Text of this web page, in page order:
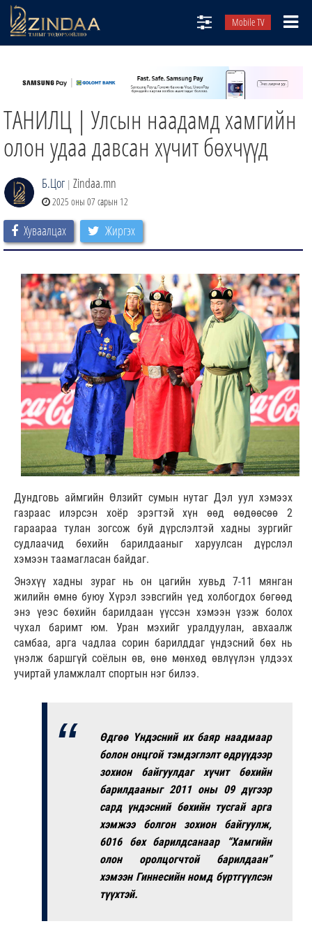
Mobile TV
ТВ8
ӨГЛӨӨНИЙ СОНИН
АУДИО ЗОХИОЛ
ЗИНДАА СЭТГҮҮЛ
ТАНИЛЦ | Улсын наадамд хамгийн
олон удаа давсан хүчит бөхчүүд
Б.Цог | Zindaa.mn
2025 оны 07 сарын 12
Хуваалцах Жиргэх
Дундговь аймгийн Өлзийт сумын нутаг Дэл уул хэмээх
газраас илэрсэн хоёр эрэгтэй хүн өөд өөдөөсөө 2
гараараа тулан зогсож буй дүрслэлтэй хадны зургийг
судлаачид бөхийн барилдааныг харуулсан дүрслэл
хэмээн таамагласан байдаг.
Энэхүү хадны зураг нь он цагийн хувьд 7-11 мянган
жилийн өмнө буюу Хүрэл зэвсгийн үед холбогдох бөгөөд
энэ үеэс бөхийн барилдаан үүссэн хэмээн үзэж болох
чухал баримт юм. Уран мэхийг уралдуулан, авхаалж
самбаа, арга чадлаа сорин барилддаг үндэсний бөх нь
үнэлж баршгүй соёлын өв, өнө мөнхөд өвлүүлэн үлдээх
учиртай уламжлалт спортын нэг билээ.
Өдгөө Үндэсний их баяр наадмаар
болон онцгой тэмдэглэлт өдрүүдээр
зохион байгуулдаг хүчит бөхийн
барилдааныг 2011 оны 09 дүгээр
сард үндэсний бөхийн тусгай арга
хэмжээ болгон зохион байгуулж,
6016 бөх барилдсанаар “Хамгийн
олон оролцогчтой барилдаан”
хэмээн Гиннесийн номд бүртгүүлсэн
түүхтэй.